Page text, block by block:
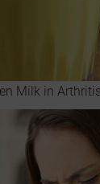
Milk in